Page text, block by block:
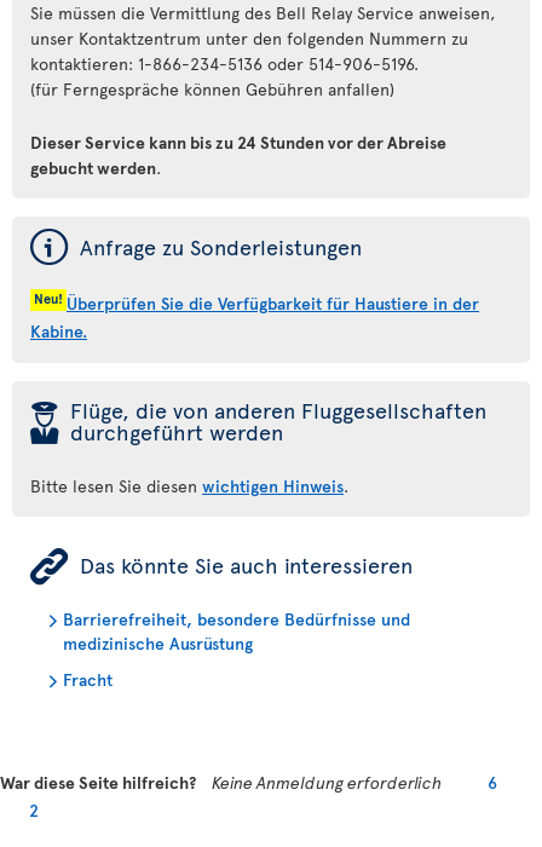
Sie müssen die Vermittlung des Bell Relay Service anweisen,
unser Kontaktzentrum unter den folgenden Nummern zu
kontaktieren: 1-866-234-5136 oder 514-906-5196.
(für Ferngespräche können Gebühren anfallen)
Dieser Service kann bis zu 24 Stunden vor der Abreise
gebucht werden.
ý Anfrage zu Sonderleistungen
Neu! Überprüfen Sie die Verfügbarkeit für Haustiere in der
Kabine.
þ Flüge, die von anderen Fluggesellschaften
durchgeführt werden
Bitte lesen Sie diesen wichtigen Hinweis.
ÿ Das könnte Sie auch interessieren
Barrierefreiheit, besondere Bedürfnisse und
medizinische Ausrüstung
Fracht
War diese Seite hilfreich? Keine Anmeldung erforderlich
6
2